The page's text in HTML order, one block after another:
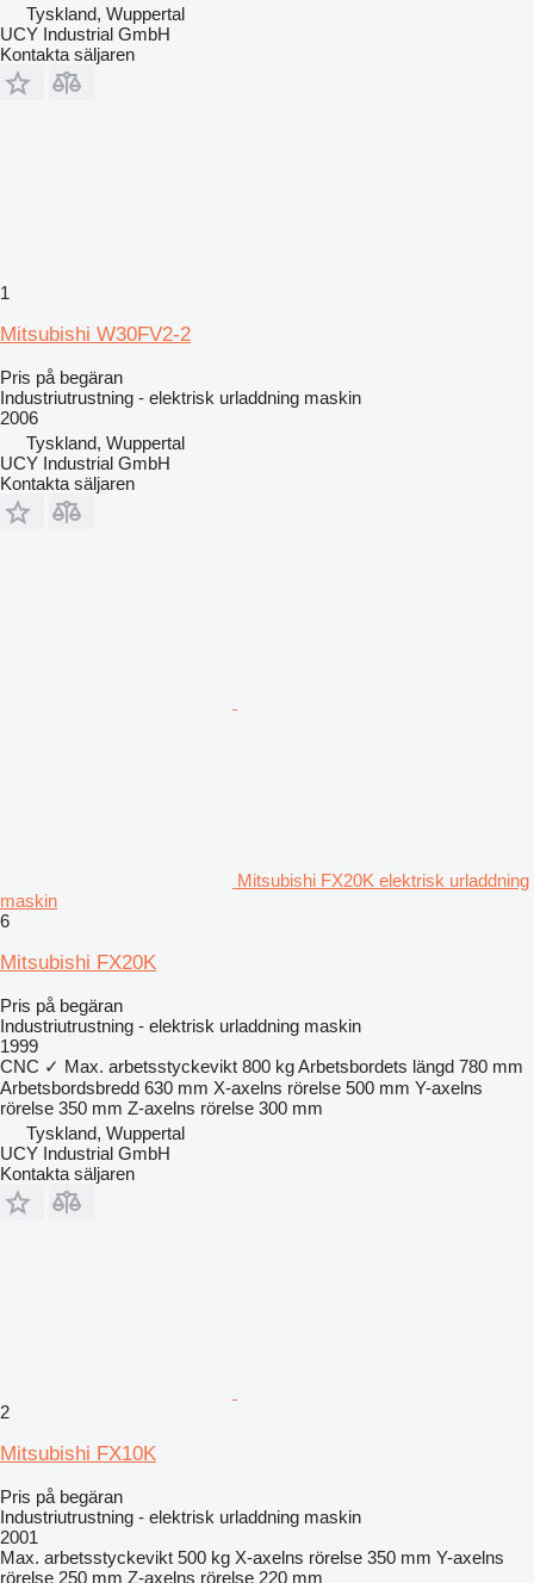
Tyskland, Wuppertal
UCY Industrial GmbH
Kontakta säljaren
1
Mitsubishi W30FV2-2
Pris på begäran
Industriutrustning - elektrisk urladdning maskin
2006
Tyskland, Wuppertal
UCY Industrial GmbH
Kontakta säljaren
Mitsubishi FX20K elektrisk urladdning
maskin
6
Mitsubishi FX20K
Pris på begäran
Industriutrustning - elektrisk urladdning maskin
1999
CNC ✓ Max. arbetsstyckevikt 800 kgArbetsbordets längd 780 mm
Arbetsbordsbredd 630 mm X-axelns rörelse 500 mm Y-axelns
rörelse 350 mm Z-axelns rörelse 300 mm
Tyskland, Wuppertal
UCY Industrial GmbH
Kontakta säljaren
2
Mitsubishi FX10K
Pris på begäran
Industriutrustning - elektrisk urladdning maskin
2001
Max. arbetsstyckevikt 500 kg X-axelns rörelse 350 mm Y-axelns
rörelse 250 mm Z-axelns rörelse 220 mm